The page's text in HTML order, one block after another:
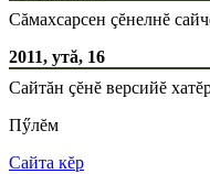
Сăмахсарсен çĕнелнĕ
2011, утă, 16
Сайтăн çĕнĕ версийĕ
Пӳлĕм
Сайта кĕр